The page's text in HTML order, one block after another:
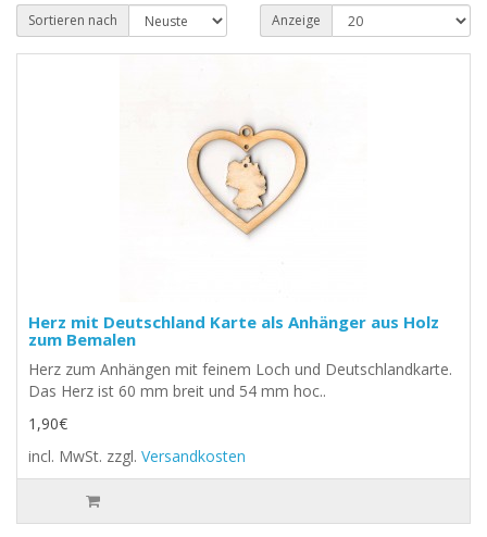
Sortieren nach Anzeige
Herz mit Deutschland Karte als Anhänger aus Holz
zum Bemalen
Herz zum Anhängen mit feinem Loch und Deutschlandkarte.
Das Herz ist 60 mm breit und 54 mm hoc..
1,90€
incl. MwSt. zzgl. Versandkosten